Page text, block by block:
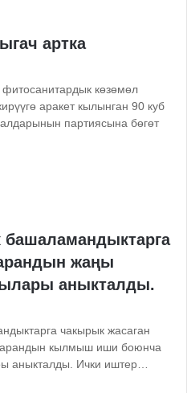
артка
көзөмөл
аракет кылынган 90 куб
партиясына бөгөт
жаңы
аныкталды.
чакырык жасаган
кылмыш иши боюнча
аныкталды. Ички иштер…